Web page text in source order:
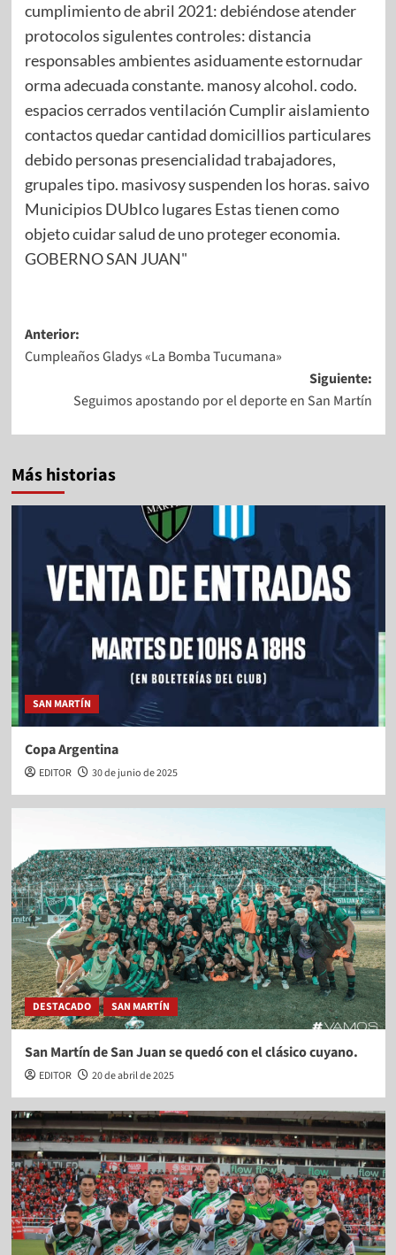
Anterior:
Cumpleaños Gladys «La Bomba Tucumana»
Siguiente:
Seguimos apostando por el deporte en San Martín
Más historias
SAN MARTÍN
Copa Argentina
EDITOR 30 de junio de 2025
DESTACADO SAN MARTÍN
San Martín de San Juan se quedó con el clásico cuyano.
EDITOR 20 de abril de 2025